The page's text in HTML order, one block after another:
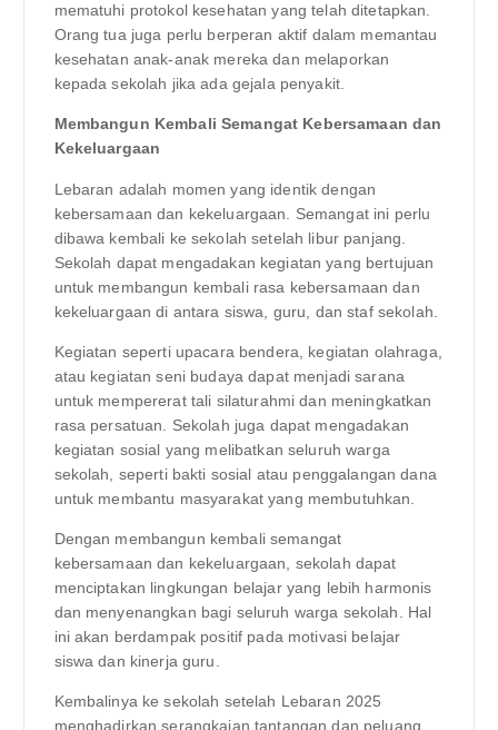
mematuhi protokol kesehatan yang telah ditetapkan.
Orang tua juga perlu berperan aktif dalam memantau
kesehatan anak-anak mereka dan melaporkan
kepada sekolah jika ada gejala penyakit.
Membangun Kembali Semangat Kebersamaan dan
Kekeluargaan
Lebaran adalah momen yang identik dengan
kebersamaan dan kekeluargaan. Semangat ini perlu
dibawa kembali ke sekolah setelah libur panjang.
Sekolah dapat mengadakan kegiatan yang bertujuan
untuk membangun kembali rasa kebersamaan dan
kekeluargaan di antara siswa, guru, dan staf sekolah.
Kegiatan seperti upacara bendera, kegiatan olahraga,
atau kegiatan seni budaya dapat menjadi sarana
untuk mempererat tali silaturahmi dan meningkatkan
rasa persatuan. Sekolah juga dapat mengadakan
kegiatan sosial yang melibatkan seluruh warga
sekolah, seperti bakti sosial atau penggalangan dana
untuk membantu masyarakat yang membutuhkan.
Dengan membangun kembali semangat
kebersamaan dan kekeluargaan, sekolah dapat
menciptakan lingkungan belajar yang lebih harmonis
dan menyenangkan bagi seluruh warga sekolah. Hal
ini akan berdampak positif pada motivasi belajar
siswa dan kinerja guru.
Kembalinya ke sekolah setelah Lebaran 2025
menghadirkan serangkaian tantangan dan peluang.